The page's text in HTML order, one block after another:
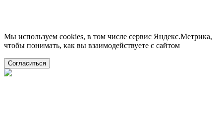
Мы используем cookies, в том числе сервис Яндекс.Метрика,
чтобы понимать, как вы взаимодействуете с сайтом
Согласиться